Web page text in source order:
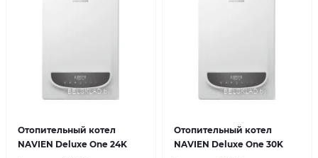
Отопительный котел
NAVIEN Deluxe One 24K
Отопительный котел
NAVIEN Deluxe One 30K